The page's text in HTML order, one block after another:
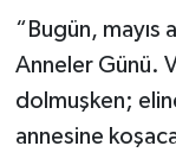
“Bugün, mayıs
Anneler Günü.
dolmuşken;
annesine